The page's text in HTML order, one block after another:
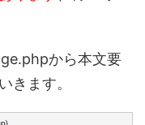
から本文要
きます。